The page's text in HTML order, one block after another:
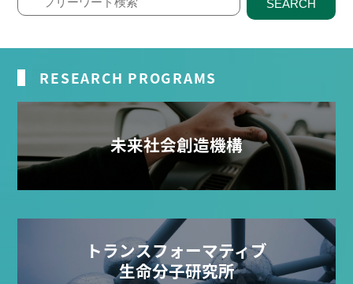
SEARCH
RESEARCH PROGRAMS
未来社会創造機構
トランスフォーマティブ
生命分子研究所